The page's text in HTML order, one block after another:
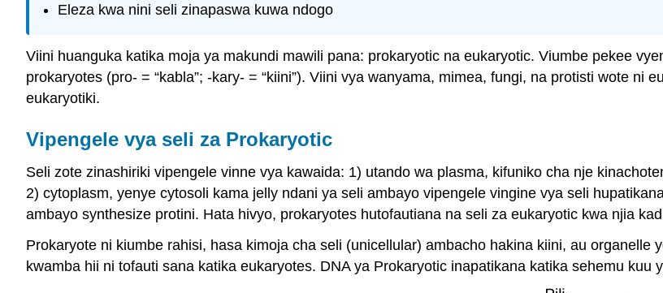
Eleza kwa nini seli zinapaswa kuwa ndogo
Viini huanguka katika moja ya makundi mawili pana: prokaryotic na eukaryotic. Viumbe pekee
prokaryotes (pro- = “kabla”; -kary- = “kiini”). Viini vya wanyama, mimea, fungi, na protisti wote ni
eukaryotiki.
Vipengele vya seli za Prokaryotic
Seli zote zinashiriki vipengele vinne vya kawaida: 1) utando wa plasma, kifuniko cha nje
2) cytoplasm, yenye cytosoli kama jelly ndani ya seli ambayo vipengele vingine vya seli
ambayo synthesize protini. Hata hivyo, prokaryotes hutofautiana na seli za eukaryotic kwa njia
Prokaryote ni kiumbe rahisi, hasa kimoja cha seli (unicellular) ambacho hakina kiini, au
kwamba hii ni tofauti sana katika eukaryotes. DNA ya Prokaryotic inapatikana katika sehemu kuu